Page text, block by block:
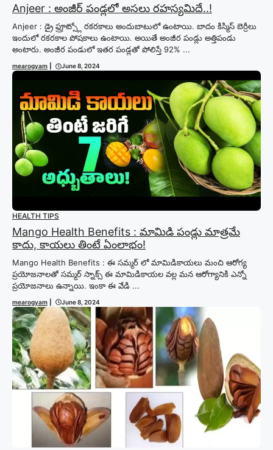
Anjeer : అంజీర్ పండ్లలో అసలు రహస్యమిదే..!
Anjeer : డ్రై ఫ్రూట్స్లో రకరకాలు అందుబాటులో ఉంటాయి. బాదం కిస్మిస్ బెర్రీలు
ఇందులో రకరకాల పోషకాలు ఉంటాయి. అయితే అంజీర పండ్లు అత్తిపండు
అంటారు. అంజీర పండులో ఇతర పండ్లతో పోలిస్తే 92% ...
mearogyam June 8, 2024
HEALTH TIPS
Mango Health Benefits : మామిడి పండ్లు మాత్రమే
కాదు, కాయలు తింటే ఏంలాభం!
Mango Health Benefits : ఈ సమ్మర్ లో మామిడికాయలు మంచి ఆరోగ్య
ప్రయోజనాలతో సమ్మర్ స్నాక్స్ ఈ మామిడికాయల వల్ల మన ఆరోగ్యానికి ఎన్నో
ప్రయోజనాలు ఉన్నాయి. ఇంకా ఈ వేడి ...
mearogyam June 8, 2024